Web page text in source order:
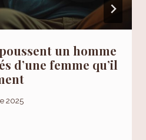
un homme
d’une femme qu’il
2025